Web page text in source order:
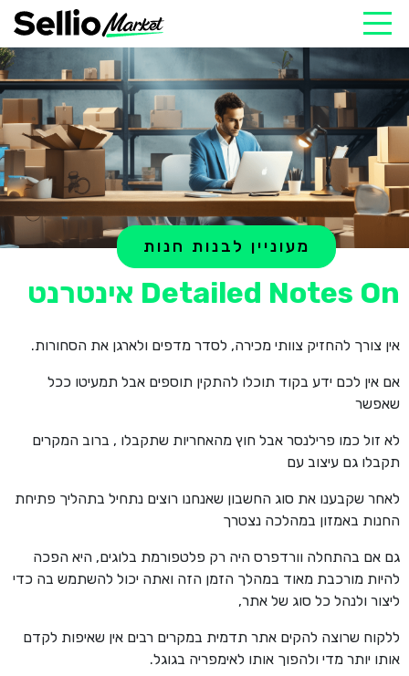
Detailed Notes On אינטרנט
מעוניין לבנות חנות
אין צורך להחזיק צוותי מכירה, לסדר מדפים ולארגן את הסחורות.
אם אין לכם ידע בקוד תוכלו להתקין תוספים אבל תמעיטו ככל
שאפשר
לא זול כמו פרילנסר אבל חוץ מהאחריות שתקבלו , ברוב המקרים
תקבלו גם עיצוב עם
לאחר שקבענו את סוג החשבון שאנחנו רוצים נתחיל בתהליך פתיחת
החנות באמזון במהלכה נצטרך
גם אם בהתחלה וורדפרס היה רק ​​פלטפורמת בלוגים, היא הפכה
להיות מורכבת מאוד במהלך הזמן הזה ואתה יכול להשתמש בה כדי
ליצור ולנהל כל סוג של אתר,
ללקוח שרוצה להקים אתר תדמית במקרים רבים אין שאיפות לקדם
אותו יותר מדי ולהפוך אותו לאימפריה בגוגל.